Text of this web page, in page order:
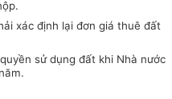
xác định lại đơn giá thuê đất
sử dụng đất khi Nhà nước